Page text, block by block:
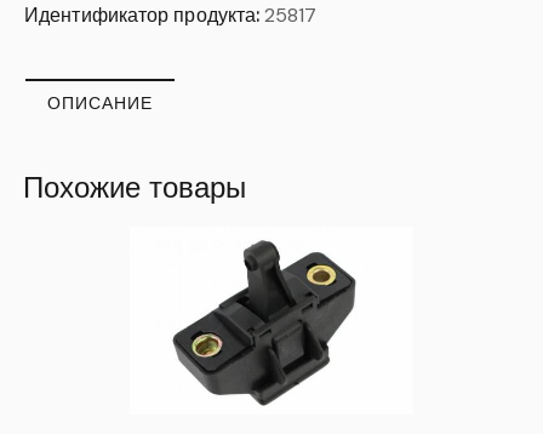
Идентификатор продукта:25817
ОПИСАНИЕ
Похожие товары